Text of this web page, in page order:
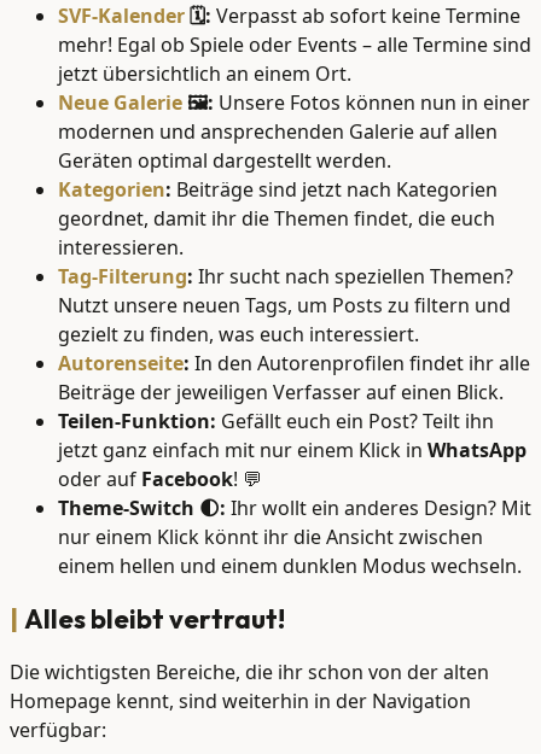
SVF-Kalender🗓️: Verpasst ab sofort keine Termine
mehr! Egal ob Spiele oder Events – alle Termine sind
jetzt übersichtlich an einem Ort.
Neue Galerie🖼️: Unsere Fotos können nun in einer
modernen und ansprechenden Galerie auf allen
Geräten optimal dargestellt werden.
Kategorien: Beiträge sind jetzt nach Kategorien
geordnet, damit ihr die Themen findet, die euch
interessieren.
Tag-Filterung: Ihr sucht nach speziellen Themen?
Nutzt unsere neuen Tags, um Posts zu filtern und
gezielt zu finden, was euch interessiert.
Autorenseite: In den Autorenprofilen findet ihr alle
Beiträge der jeweiligen Verfasser auf einen Blick.
Teilen-Funktion: Gefällt euch ein Post? Teilt ihn
jetzt ganz einfach mit nur einem Klick in WhatsApp
oder auf Facebook! 💬
Theme-Switch 🌓: Ihr wollt ein anderes Design? Mit
nur einem Klick könnt ihr die Ansicht zwischen
einem hellen und einem dunklen Modus wechseln.
Alles bleibt vertraut!
Die wichtigsten Bereiche, die ihr schon von der alten
Homepage kennt, sind weiterhin in der Navigation
verfügbar: